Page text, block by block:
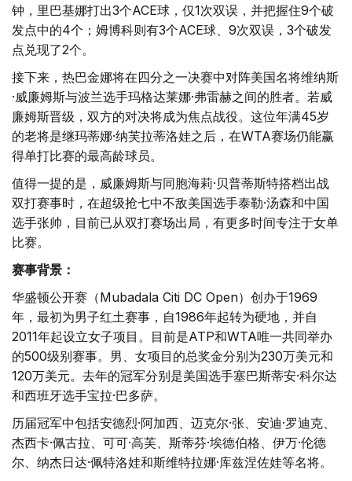
钟，里巴基娜打出3个ACE球，仅1次双误，并把握住9个破
发点中的4个；姆博科则有3个ACE球、9次双误，3个破发
点兑现了2个。
接下来，热巴金娜将在四分之一决赛中对阵美国名将维纳斯
·威廉姆斯与波兰选手玛格达莱娜·弗雷赫之间的胜者。若威
廉姆斯晋级，双方的对决将成为焦点战役。这位年满45岁
的老将是继玛蒂娜·纳芙拉蒂洛娃之后，在WTA赛场仍能赢
得单打比赛的最高龄球员。
值得一提的是，威廉姆斯与同胞海莉·贝普蒂斯特搭档出战
双打赛事时，在超级抢七中不敌美国选手泰勒·汤森和中国
选手张帅，目前已从双打赛场出局，有更多时间专注于女单
比赛。
赛事背景：
华盛顿公开赛（Mubadala Citi DC Open）创办于1969
年，最初为男子红土赛事，自1986年起转为硬地，并自
2011年起设立女子项目。目前是ATP和WTA唯一共同举办
的500级别赛事。男、女项目的总奖金分别为230万美元和
120万美元。去年的冠军分别是美国选手塞巴斯蒂安·科尔达
和西班牙选手宝拉·巴多萨。
历届冠军中包括安德烈·阿加西、迈克尔·张、安迪·罗迪克、
杰西卡·佩古拉、可可·高芙、斯蒂芬·埃德伯格、伊万·伦德
尔、纳杰日达·佩特洛娃和斯维特拉娜·库兹涅佐娃等名将。